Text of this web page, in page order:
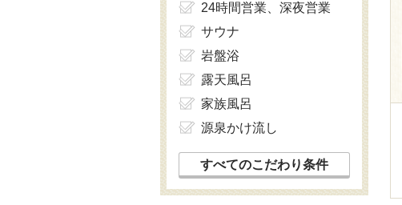
24時間営業、深夜営業
サウナ
岩盤浴
露天風呂
家族風呂
源泉かけ流し
すべてのこだわり条件